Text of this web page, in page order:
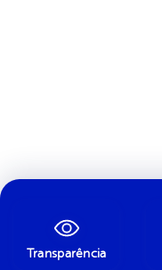
Transparência